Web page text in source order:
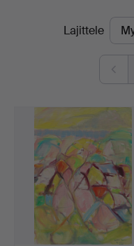
LopullisetLajittele